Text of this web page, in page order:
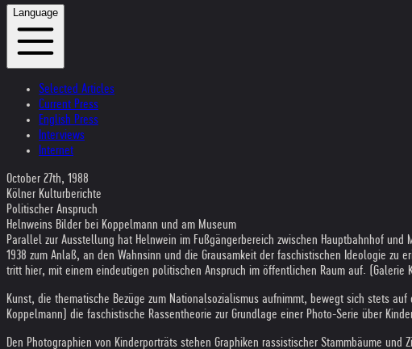
Language
Selected Articles
Current Press
English Press
Interviews
Internet
October 27th, 1988
Kölner Kulturberichte
Politischer Anspruch
Helnweins Bilder bei Koppelmann und am Museum
Parallel zur Ausstellung hat Helnwein im Fußgängerbereich zwischen Hauptbahnhof
1938 zum Anlaß, an den Wahnsinn und die Grausamkeit der faschistischen Ideologie
tritt hier, mit einem eindeutigen politischen Anspruch im öffentlichen Raum auf. (Galerie
Kunst, die thematische Bezüge zum Nationalsozialismus aufnimmt, bewegt sich stets
Koppelmann) die faschistische Rassentheorie zur Grundlage einer Photo-Serie über
Den Photographien von Kinderporträts stehen Graphiken rassistischer Stammbäume